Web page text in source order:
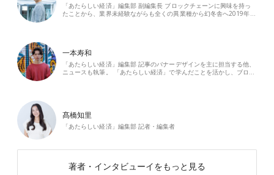
「あたらしい経済」編集部 副編集長 ブロックチェーンに興味を持っ
たことから、業界未経験ながらも全くの異業種から幻冬舎へ2019年…
一本寿和
「あたらしい経済」編集部 記事のバナーデザインを主に担当する他、
ニュースも執筆。 「あたらしい経済」で学んだことを活かし、ブロ…
髙橋知里
「あたらしい経済」編集部 記者・編集者
著者・インタビューイをもっと見る